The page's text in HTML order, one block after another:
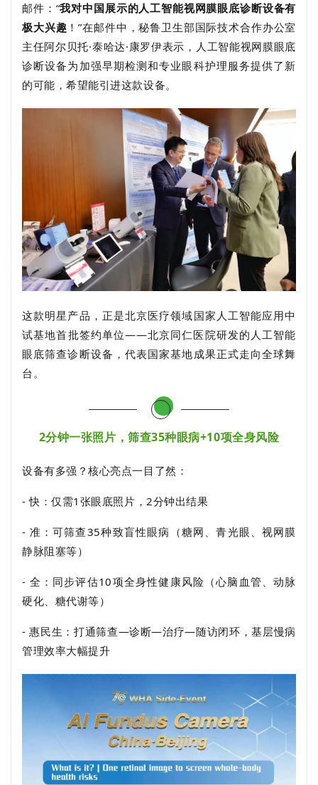
邮件： “我对中国展示的人工智能视网膜眼底诊断设备有
极大兴趣 ！”在邮件中，秘鲁卫生部国际技术合作办公室
主任阿尔贝托·泰哈达·康罗伊表示，人工智能视网膜眼底
诊断设备为加强早期检测和专业眼科护理服务提供了新
的可能，希望能引进这款设备。
这款明星产品，正是北京医疗领域国家人工智能应用中
试基地首批签约单位——北京同仁医院研发的人工智能
眼底筛查诊断设备，代表国家基地成果正式走向全球舞
台。
2分钟一张照片，筛查35种眼病+10项全身风险
设备有多强？核心亮点一目了然：
- 快：仅需1张眼底照片，2分钟出结果
- 准：可筛查35种致盲性眼病 （糖网、青光眼、视网膜
静脉阻塞等）
- 全：同步评估10项全身性健康风险（心脑血管、动脉
硬化、糖代谢等）
- 惠民生：打通筛查—诊断—治疗—随访闭环，基层慢病
管理效率大幅提升